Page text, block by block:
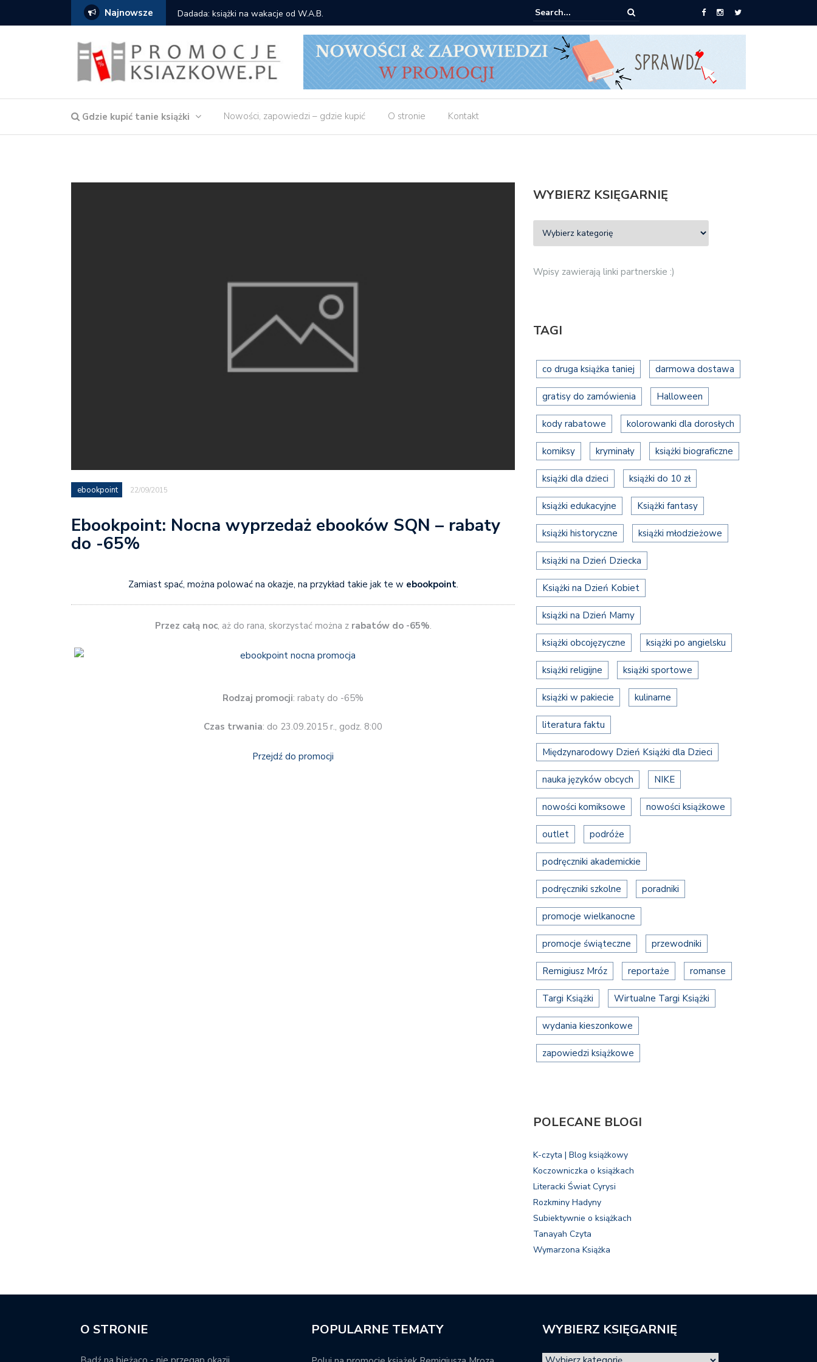
Najnowsze Dadada: książki na wakacje od W.A.B. Gdzie kupić: Mieczysław Gorzka – Copycat
Gdzie kupić tanie książki Nowości, zapowiedzi – gdzie kupić O stronie Kontakt
ebookpoint 22/09/2015
Ebookpoint: Nocna wyprzedaż ebooków SQN – rabaty
do -65%
Zamiast spać, można polować na okazje, na przykład takie jak te w ebookpoint.
Przez całą noc, aż do rana, skorzystać można z rabatów do -65%.
Rodzaj promocji: rabaty do -65%
Czas trwania: do 23.09.2015 r., godz. 8:00
Przejdź do promocji
WYBIERZ KSIĘGARNIĘ
Wpisy zawierają linki partnerskie :)
TAGI
co druga książka taniej darmowa dostawa
gratisy do zamówienia Halloween
kody rabatowe kolorowanki dla dorosłych
komiksy kryminały książki biograficzne
książki dla dzieci książki do 10 zł
książki edukacyjne Książki fantasy
książki historyczne książki młodzieżowe
książki na Dzień Dziecka
Książki na Dzień Kobiet
książki na Dzień Mamy
książki obcojęzyczne książki po angielsku
książki religijne książki sportowe
książki w pakiecie kulinarne
literatura faktu
Międzynarodowy Dzień Książki dla Dzieci
nauka języków obcych NIKE
nowości komiksowe nowości książkowe
outlet podróże
podręczniki akademickie
podręczniki szkolne poradniki
promocje wielkanocne
promocje świąteczne przewodniki
Remigiusz Mróz reportaże romanse
Targi Książki Wirtualne Targi Książki
wydania kieszonkowe
zapowiedzi książkowe
POLECANE BLOGI
K-czyta | Blog książkowy
Koczowniczka o książkach
Literacki Świat Cyrysi
Rozkminy Hadyny
Subiektywnie o książkach
Tanayah Czyta
Wymarzona Książka
O STRONIE POPULARNE TEMATY WYBIERZ KSIĘGARNIĘ